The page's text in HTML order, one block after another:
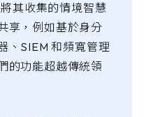
其收集的情境智慧
享，例如基於身分
、SIEM 和頻寬管理
的功能超越傳統領